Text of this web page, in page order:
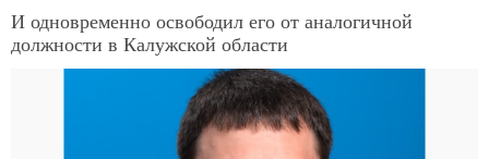
И одновременно освободил его от аналогичной
должности в Калужской области